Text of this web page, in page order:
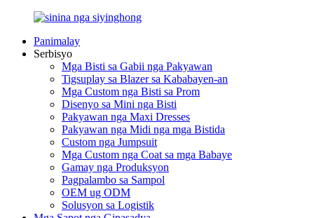
Panimalay
Serbisyo
Mga Bisti sa Gabii nga Pakyawan
Tigsuplay sa Blazer sa Kababayen-an
Mga Custom nga Bisti sa Prom
Disenyo sa Mini nga Bisti
Pakyawan nga Maxi Dresses
Pakyawan nga Midi nga mga Bistida
Custom nga Jumpsuit
Mga Custom nga Coat sa mga Babaye
Gamay nga Produksyon
Pagpalambo sa Sampol
OEM ug ODM
Solusyon sa Logistik